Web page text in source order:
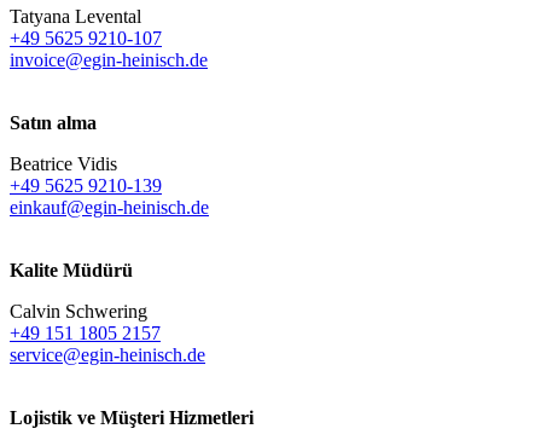
Tatyana Levental
+49 5625 9210-107
invoice@egin-heinisch.de
Satın alma
Beatrice Vidis
+49 5625 9210-139
einkauf@egin-heinisch.de
Kalite Müdürü
Calvin Schwering
+49 151 1805 2157
service@egin-heinisch.de
Lojistik ve Müşteri Hizmetleri